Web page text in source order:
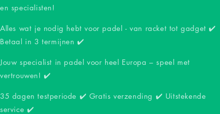
en specialisten!
Alles wat je nodig hebt voor padel - van racket tot gadget ✔️
Betaal in 3 termijnen ✔️
Jouw specialist in padel voor heel Europa – speel met
vertrouwen! ✔️
35 dagen testperiode ✔️ Gratis verzending ✔️ Uitstekende
service ✔️